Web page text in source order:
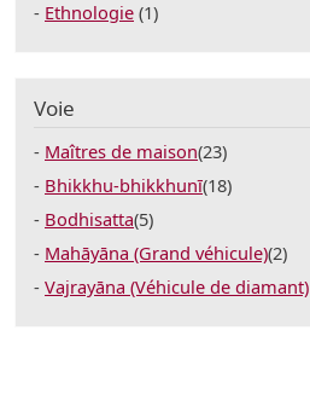
Ethnologie (1)
Voie
Maîtres de maison(23)
Bhikkhu-bhikkhunī(18)
Bodhisatta(5)
Mahāyāna (Grand véhicule)(2)
Vajrayāna (Véhicule de diamant)